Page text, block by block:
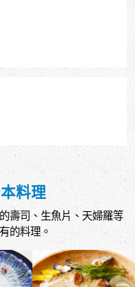
料理
壽司、生魚片、天婦羅等
的料理。